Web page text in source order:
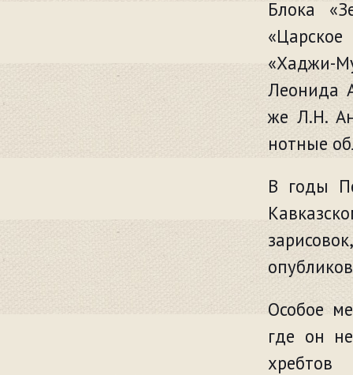
Блока
«Хаджи-
Леонида
же Л.Н.
нотные
В годы
Особое
где он